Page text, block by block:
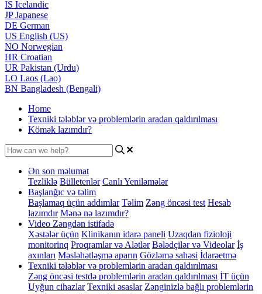
IS Icelandic
JPJapanese
DE German
US English (US)
NO Norwegian
HR Croatian
UR Pakistan (Urdu)
LO Laos (Lao)
BN Bangladesh (Bengali)
Home
Texniki tələblər və problemlərin aradan qaldırılması
Kömək lazımdır?
Ən son məlumat
Tezliklə Bülletenlər Canlı Yeniləmələr
Başlanğıc və təlim
Başlamaq üçün addımlar Təlim Zəng öncəsi test Hesab
lazımdır Mənə nə lazımdır?
Video Zəngdən istifadə
Xəstələr üçün Klinikanın idarə paneli Uzaqdan fizioloji
monitorinq Proqramlar və Alətlər Bələdçilər və Videolar İş
axınları Məsləhətləşmə aparın Gözləmə sahəsi İdarəetmə
Texniki tələblər və problemlərin aradan qaldırılması
Zəng öncəsi testdə problemlərin aradan qaldırılması İT üçün
Uyğun cihazlar Texniki əsaslar Zənginizlə bağlı problemlərin